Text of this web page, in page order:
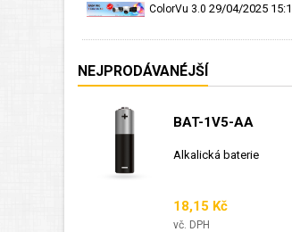
ColorVu 3.0 29/04/2025
NEJPRODÁVANÉJŠÍ
BAT-1V5-AA
Alkalická baterie
Cena
18,15 Kč
vč. DPH